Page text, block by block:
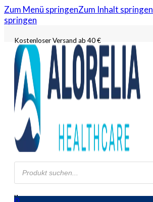
Zum Menü springenZum Inhalt springen
springen
Kostenloser Versand ab 40 €
Products
search